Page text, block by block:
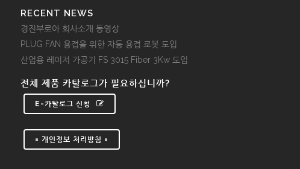
RECENT NEWS
경진부로아 회사소개 동영상
PLUG FAN 용접을 위한 자동 용접 로봇 도입
산업용 레이저 가공기 FS 3015 Fiber 3Kw 도입
전체 제품 카탈로그가 필요하십니까?
E-카탈로그 신청
= 개인정보 처리방침 =